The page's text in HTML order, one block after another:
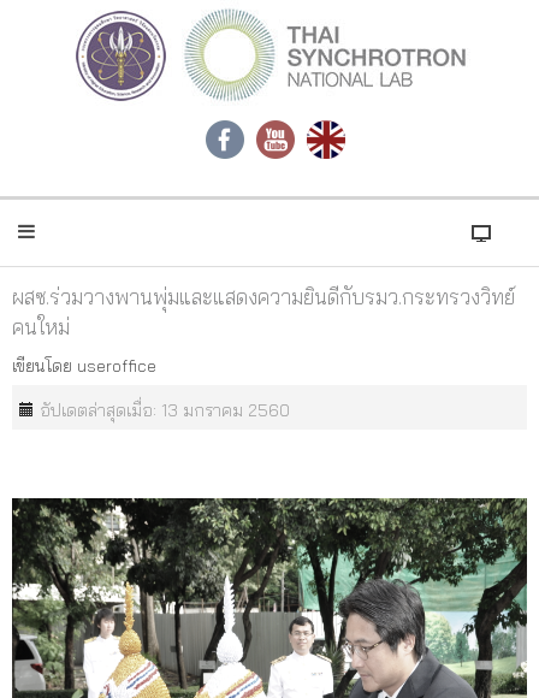
ผสซ.ร่วมวางพานพุ่มและแสดงความยินดีกับรมว.กระทรวงวิทย์
คนใหม่
เขียนโดย useroffice
อัปเดตล่าสุดเมื่อ: 13 มกราคม 2560